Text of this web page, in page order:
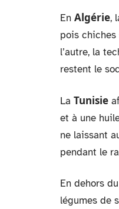
En Algérie,
pois chiches
l’autre, la
restent le
La Tunisie
et à une
ne laissant
pendant le
En dehors
légumes de